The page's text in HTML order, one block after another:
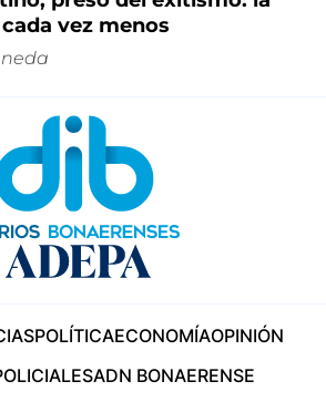
vez menos
POLÍTICAECONOMÍAOPINIÓN
ADN BONAERENSE